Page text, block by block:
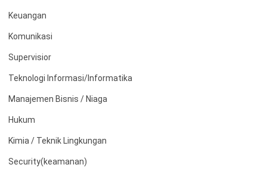
Keuangan
Komunikasi
Supervisior
Teknologi Informasi/Informatika
Manajemen Bisnis / Niaga
Hukum
Kimia / Teknik Lingkungan
Security(keamanan)